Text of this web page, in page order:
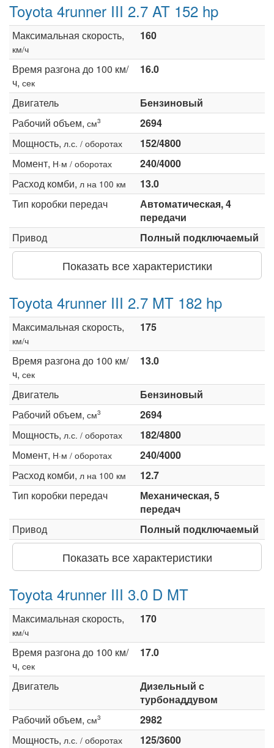
Toyota 4runner III 2.7 AT 152 hp
Максимальная скорость,
км/ч
160
Время разгона до 100 км/
ч, сек
16.0
Двигатель
Бензиновый
Рабочий объем, см3
2694
Мощность, л.с. / оборотах
152/4800
Момент, Н·м / оборотах
240/4000
Расход комби, л на 100 км
13.0
Тип коробки передач
Автоматическая, 4
передачи
Привод
Полный подключаемый
Показать все характеристики
Toyota 4runner III 2.7 MT 182 hp
Максимальная скорость,
км/ч
175
Время разгона до 100 км/
ч, сек
13.0
Двигатель
Бензиновый
Рабочий объем, см3
2694
Мощность, л.с. / оборотах
182/4800
Момент, Н·м / оборотах
240/4000
Расход комби, л на 100 км
12.7
Тип коробки передач
Механическая, 5
передач
Привод
Полный подключаемый
Показать все характеристики
Toyota 4runner III 3.0 D MT
Максимальная скорость,
км/ч
170
Время разгона до 100 км/
ч, сек
17.0
Двигатель
Дизельный с
турбонаддувом
Рабочий объем, см3
2982
Мощность, л.с. / оборотах
125/3600